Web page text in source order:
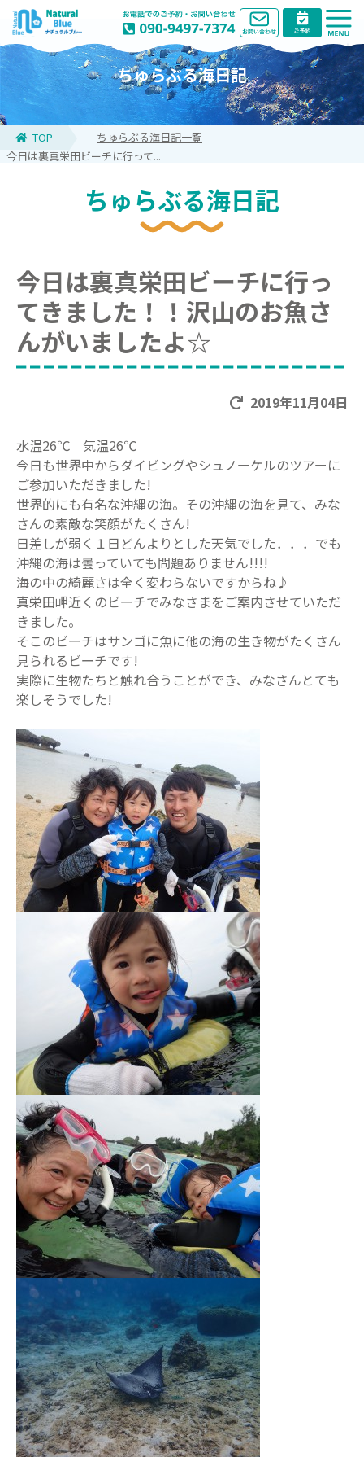
ちゅらぶる海日記
TOP
ちゅらぶる海日記一覧
今日は裏真栄田ビーチに行って...
ちゅらぶる海日記
今日は裏真栄田ビーチに行っ
てきました！！沢山のお魚さ
んがいましたよ☆
2019年11月04日
水温26℃ 気温26℃
今日も世界中からダイビングやシュノーケルのツアーに
ご参加いただきました!
世界的にも有名な沖縄の海。その沖縄の海を見て、みな
さんの素敵な笑顔がたくさん!
日差しが弱く１日どんよりとした天気でした．．．でも
沖縄の海は曇っていても問題ありません!!!!
海の中の綺麗さは全く変わらないですからね♪
真栄田岬近くのビーチでみなさまをご案内させていただ
きました。
そこのビーチはサンゴに魚に他の海の生き物がたくさん
見られるビーチです!
実際に生物たちと触れ合うことができ、みなさんとても
楽しそうでした!